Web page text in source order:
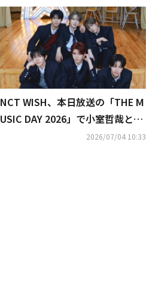
NCT WISH、本日放送の「THE M
USIC DAY 2026」で小室哲哉とコ
ラボ決定！一夜限りのステージに
2026/07/04 10:33